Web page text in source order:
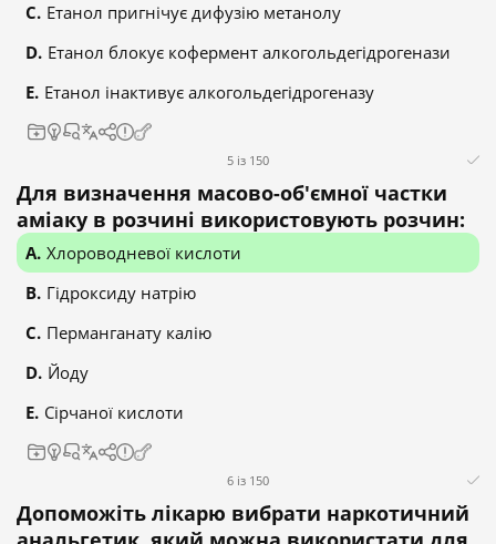
Етанол пригнічує дифузію метанолу
Етанол блокує кофермент алкогольдегідрогенази
Етанол інактивує алкогольдегідрогеназу
5 із 150
Для визначення масово-об'ємної частки
аміаку в розчині використовують розчин:
Хлороводневої кислоти
Гідроксиду натрію
Перманганату калію
Йоду
Сірчаної кислоти
6 із 150
Допоможіть лікарю вибрати наркотичний